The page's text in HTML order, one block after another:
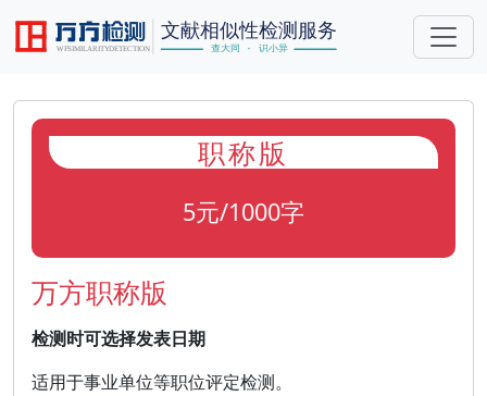
职称版
5元/1000字
万方职称版
检测时可选择发表日期
适用于事业单位等职位评定检测。